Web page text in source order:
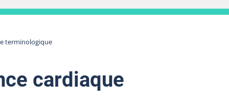
terminologique
cardiaque